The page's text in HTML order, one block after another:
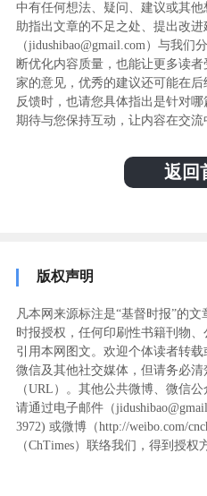
中有任何想法、疑问、建议或其
助指出文章的不足之处、提出改
（jidushibao@gmail.com）与我
断优化内容质量，也能让更多读
家的意见，优秀的建议还可能在后
反馈时，也请您具体指出是针对哪
期待与您保持互动，让内容在交流
返回
版权声明
凡本网来源标注是“基督时报”的
时报授权，任何印刷性书籍刊物
引用本网图文。欢迎个体读者转载
微信及其他社交媒体，但请务必
（URL）。其他公共微博、微信
请通过电子邮件（
3972) ‬或微博（http://weibo.com/
（ChTimes）联络我们，得到授权